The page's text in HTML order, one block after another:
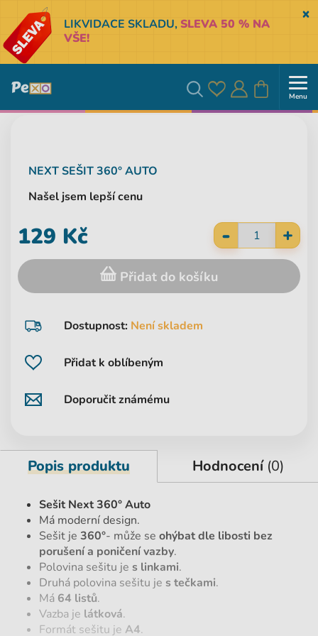
LIKVIDACE SKLADU,SLEVA 50 % NA
VŠE!
Vyhledávání
OblíbenéPřihlásit
Košík Menu
NEXTSEŠIT 360° AUTO
Našel jsem lepší cenu
Přidat k oblíbeným
Doporučit známému
Dostupnost: Není skladem
- +
129 Kč
Přidat do košíku
Popis produktu Hodnocení (0)
Sešit Next 360° Auto
Má moderní design.
Sešit je 360°- může se ohýbat dle libosti bez
porušení a poničení vazby.
Polovina sešitu je s linkami.
Druhá polovina sešitu je s tečkami.
Má 64 listů.
Vazba je látková.
Formát sešitu je A4.